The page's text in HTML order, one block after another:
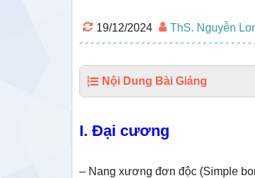
19/12/2024 ThS. Nguyễn
Nội Dung Bài Giảng
I. Đại cương
– Nang xương đơn độc (Simple